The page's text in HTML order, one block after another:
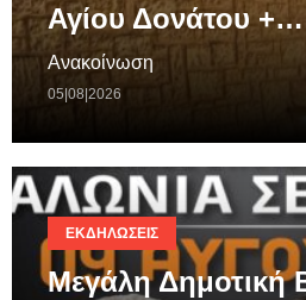
Αγίου Δονάτου +…
Ανακοίνωση
05|08|2026
ΕΚΔΗΛΏΣΕΙΣ
Μεγάλη Δημοτική